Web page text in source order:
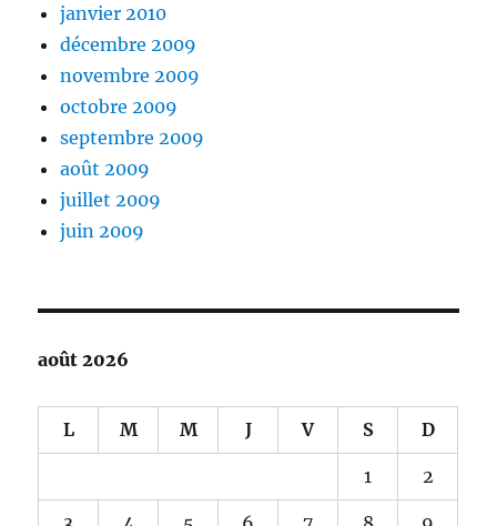
janvier 2010
décembre 2009
novembre 2009
octobre 2009
septembre 2009
août 2009
juillet 2009
juin 2009
août 2026
L M M J V S D
1 2